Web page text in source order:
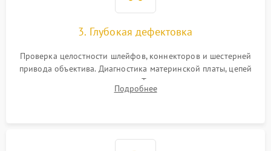
3. Глубокая дефектовка
Проверка целостности шлейфов, коннекторов и шестерней
привода объектива. Диагностика материнской платы, цепей
питания и картоприемника. Тестирование механизма
затвора и блока внутрикамерной стабилизации.
Подробнее